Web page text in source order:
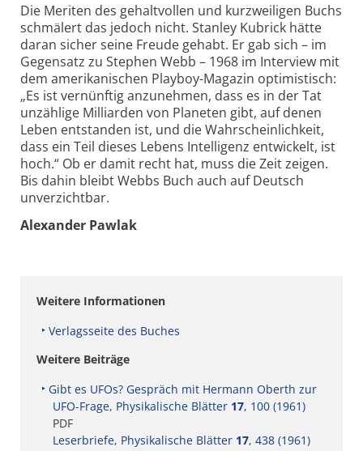
Die Meriten des gehaltvollen und kurzweiligen Buchs
schmälert das jedoch nicht. Stanley Kubrick hätte
daran sicher seine Freude gehabt. Er gab sich – im
Gegensatz zu Stephen Webb – 1968 im Interview mit
dem amerikanischen Playboy-Magazin optimistisch:
„Es ist vernünftig anzunehmen, dass es in der Tat
unzäh­lige Milliarden von Planeten gibt, auf denen
Leben entstanden ist, und die Wahrscheinlichkeit,
dass ein Teil dieses Lebens Intelligenz entwickelt, ist
hoch.“ Ob er damit recht hat, muss die Zeit zeigen.
Bis dahin bleibt Webbs Buch auch auf Deutsch
unverzichtbar.
Alexander Pawlak
Weitere Informationen
Verlagsseite des Buches
Weitere Beiträge
Gibt es UFOs? Gespräch mit Hermann Oberth zur
UFO-Frage, Physikalische Blätter 17, 100 (1961)
PDF
Leserbriefe, Physikalische Blätter 17, 438 (1961)